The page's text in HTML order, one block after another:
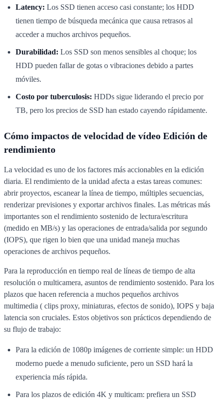
Latency: Los SSD tienen acceso casi constante; los HDD
tienen tiempo de búsqueda mecánica que causa retrasos al
acceder a muchos archivos pequeños.
Durabilidad: Los SSD son menos sensibles al choque; los
HDD pueden fallar de gotas o vibraciones debido a partes
móviles.
Costo por tuberculosis: HDDs sigue liderando el precio por
TB, pero los precios de SSD han estado cayendo rápidamente.
Cómo impactos de velocidad de vídeo Edición de
rendimiento
La velocidad es uno de los factores más accionables en la edición
diaria. El rendimiento de la unidad afecta a estas tareas comunes:
abrir proyectos, escanear la línea de tiempo, múltiples secuencias,
renderizar previsiones y exportar archivos finales. Las métricas más
importantes son el rendimiento sostenido de lectura/escritura
(medido en MB/s) y las operaciones de entrada/salida por segundo
(IOPS), que rigen lo bien que una unidad maneja muchas
operaciones de archivos pequeños.
Para la reproducción en tiempo real de líneas de tiempo de alta
resolución o multicamera, asuntos de rendimiento sostenido. Para los
plazos que hacen referencia a muchos pequeños archivos
multimedia ( clips proxy, miniaturas, efectos de sonido), IOPS y baja
latencia son cruciales. Estos objetivos son prácticos dependiendo de
su flujo de trabajo:
Para la edición de 1080p imágenes de corriente simple: un HDD
moderno puede a menudo suficiente, pero un SSD hará la
experiencia más rápida.
Para los plazos de edición 4K y multicam: prefiera un SSD